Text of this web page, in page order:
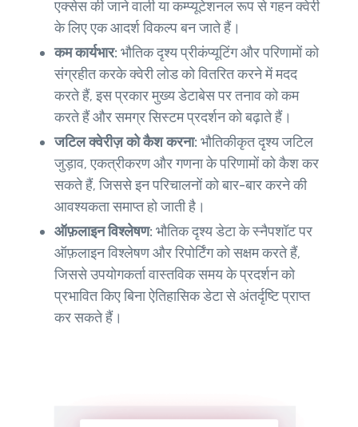
एक्सेस की जाने वाली या कम्प्यूटेशनल रूप से गहन क्वेरी
के लिए एक आदर्श विकल्प बन जाते हैं।
कम कार्यभार: भौतिक दृश्य प्रीकंप्यूटिंग और परिणामों को
संग्रहीत करके क्वेरी लोड को वितरित करने में मदद
करते हैं, इस प्रकार मुख्य डेटाबेस पर तनाव को कम
करते हैं और समग्र सिस्टम प्रदर्शन को बढ़ाते हैं।
जटिल क्वेरीज़ को कैश करना: भौतिकीकृत दृश्य जटिल
जुड़ाव, एकत्रीकरण और गणना के परिणामों को कैश कर
सकते हैं, जिससे इन परिचालनों को बार-बार करने की
आवश्यकता समाप्त हो जाती है।
ऑफ़लाइन विश्लेषण: भौतिक दृश्य डेटा के स्नैपशॉट पर
ऑफ़लाइन विश्लेषण और रिपोर्टिंग को सक्षम करते हैं,
जिससे उपयोगकर्ता वास्तविक समय के प्रदर्शन को
प्रभावित किए बिना ऐतिहासिक डेटा से अंतर्दृष्टि प्राप्त
कर सकते हैं।